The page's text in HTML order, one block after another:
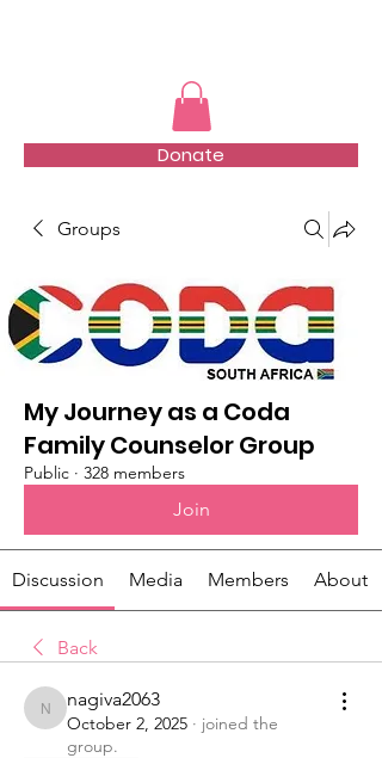
Donate
Groups
My Journey as a Coda
Family Counselor Group
Public · 328 members
Join
Discussion Media Members About
Back
nagiva2063
nagiva2063
October 2, 2025 · joined the
group.